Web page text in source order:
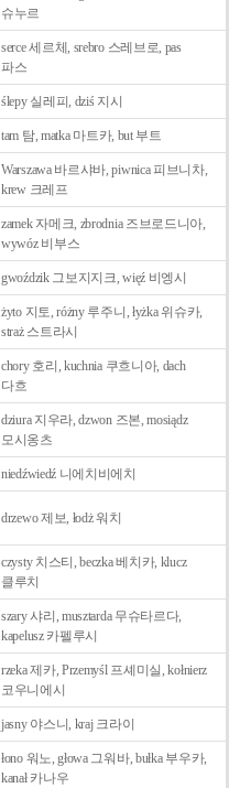
슈누르
serce 세르체, srebro 스레브로, pas
파스
ślepy 실레피, dziś 지시
tam 탐, matka 마트카, but 부트
Warszawa 바르샤바, piwnica 피브니차,
krew 크레프
zamek 자메크, zbrodnia 즈브로드니아,
wywóz 비부스
gwoździk 그보지지크, więź 비엥시
żyto 지토, różny 루주니, łyżka 위슈카,
straż 스트라시
chory 호리, kuchnia 쿠흐니아, dach
다흐
dziura 지우라, dzwon 즈본, mosiądz
모시옹츠
niedźwiedź 니에치비에치
drzewo 제보, łodż 워치
czysty 치스티, beczka 베치카, klucz
클루치
szary 샤리, musztarda 무슈타르다,
kapelusz 카펠루시
rzeka 제카, Przemyśl 프셰미실, kołnierz
코우니에시
jasny 야스니, kraj 크라이
łono 워노, głowa 그워바, bułka 부우카,
kanał 카나우